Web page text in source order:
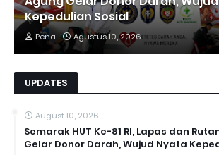
Kepedulian Sosial
Pena Agustus 10, 2026
UPDATES
August 10, 2026
Semarak HUT Ke-81 RI, Lapas dan
Gelar Donor Darah, Wujud Nyata